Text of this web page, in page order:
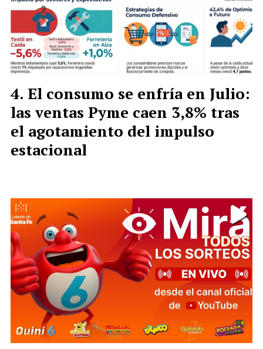
El consumo se enfría en Julio:
las ventas Pyme caen 3,8% tras
el agotamiento del impulso
estacional